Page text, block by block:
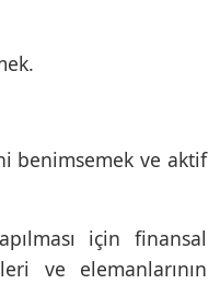
benimsemek ve aktif
için finansal
ve elemanlarının